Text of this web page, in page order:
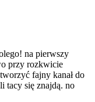
na pierwszy
przy rozkwicie
fajny kanał do
tacy się znajdą. no